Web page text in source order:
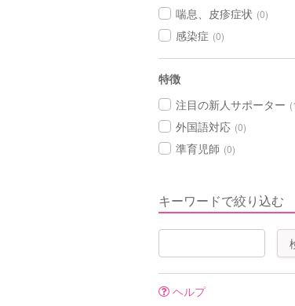
喘息、皮疹症状 (0)
感染症 (0)
特徴
注目の新人サポーター
外国語対応 (0)
準育児師 (0)
キーワードで絞り込む
ヘルプ